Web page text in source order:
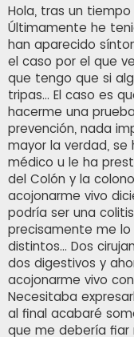
n
s
a
j
e
Hola, tras un
Últimamente he
han aparecido
el caso por el que
que tengo que si
tripas... El caso es
hacerme una
prevención, nada
mayor la verdad,
médico u le ha
del Colón y la
acojonarme vivo
podría ser una
precisamente me
distintos... Dos
dos digestivos y
acojonarme vivo
Necesitaba
al final acabaré
que me debería fiar